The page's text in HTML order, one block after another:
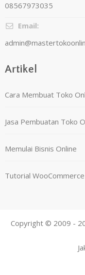
08567973035
Email:
Artikel
Cara Membuat Toko
Jasa Pembuatan Toko
Memulai Bisnis Online
Tutorial WooCommerce
Copyright © 2009 -